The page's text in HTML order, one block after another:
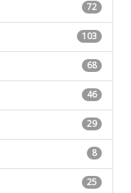
72
103
68
46
29
8
25